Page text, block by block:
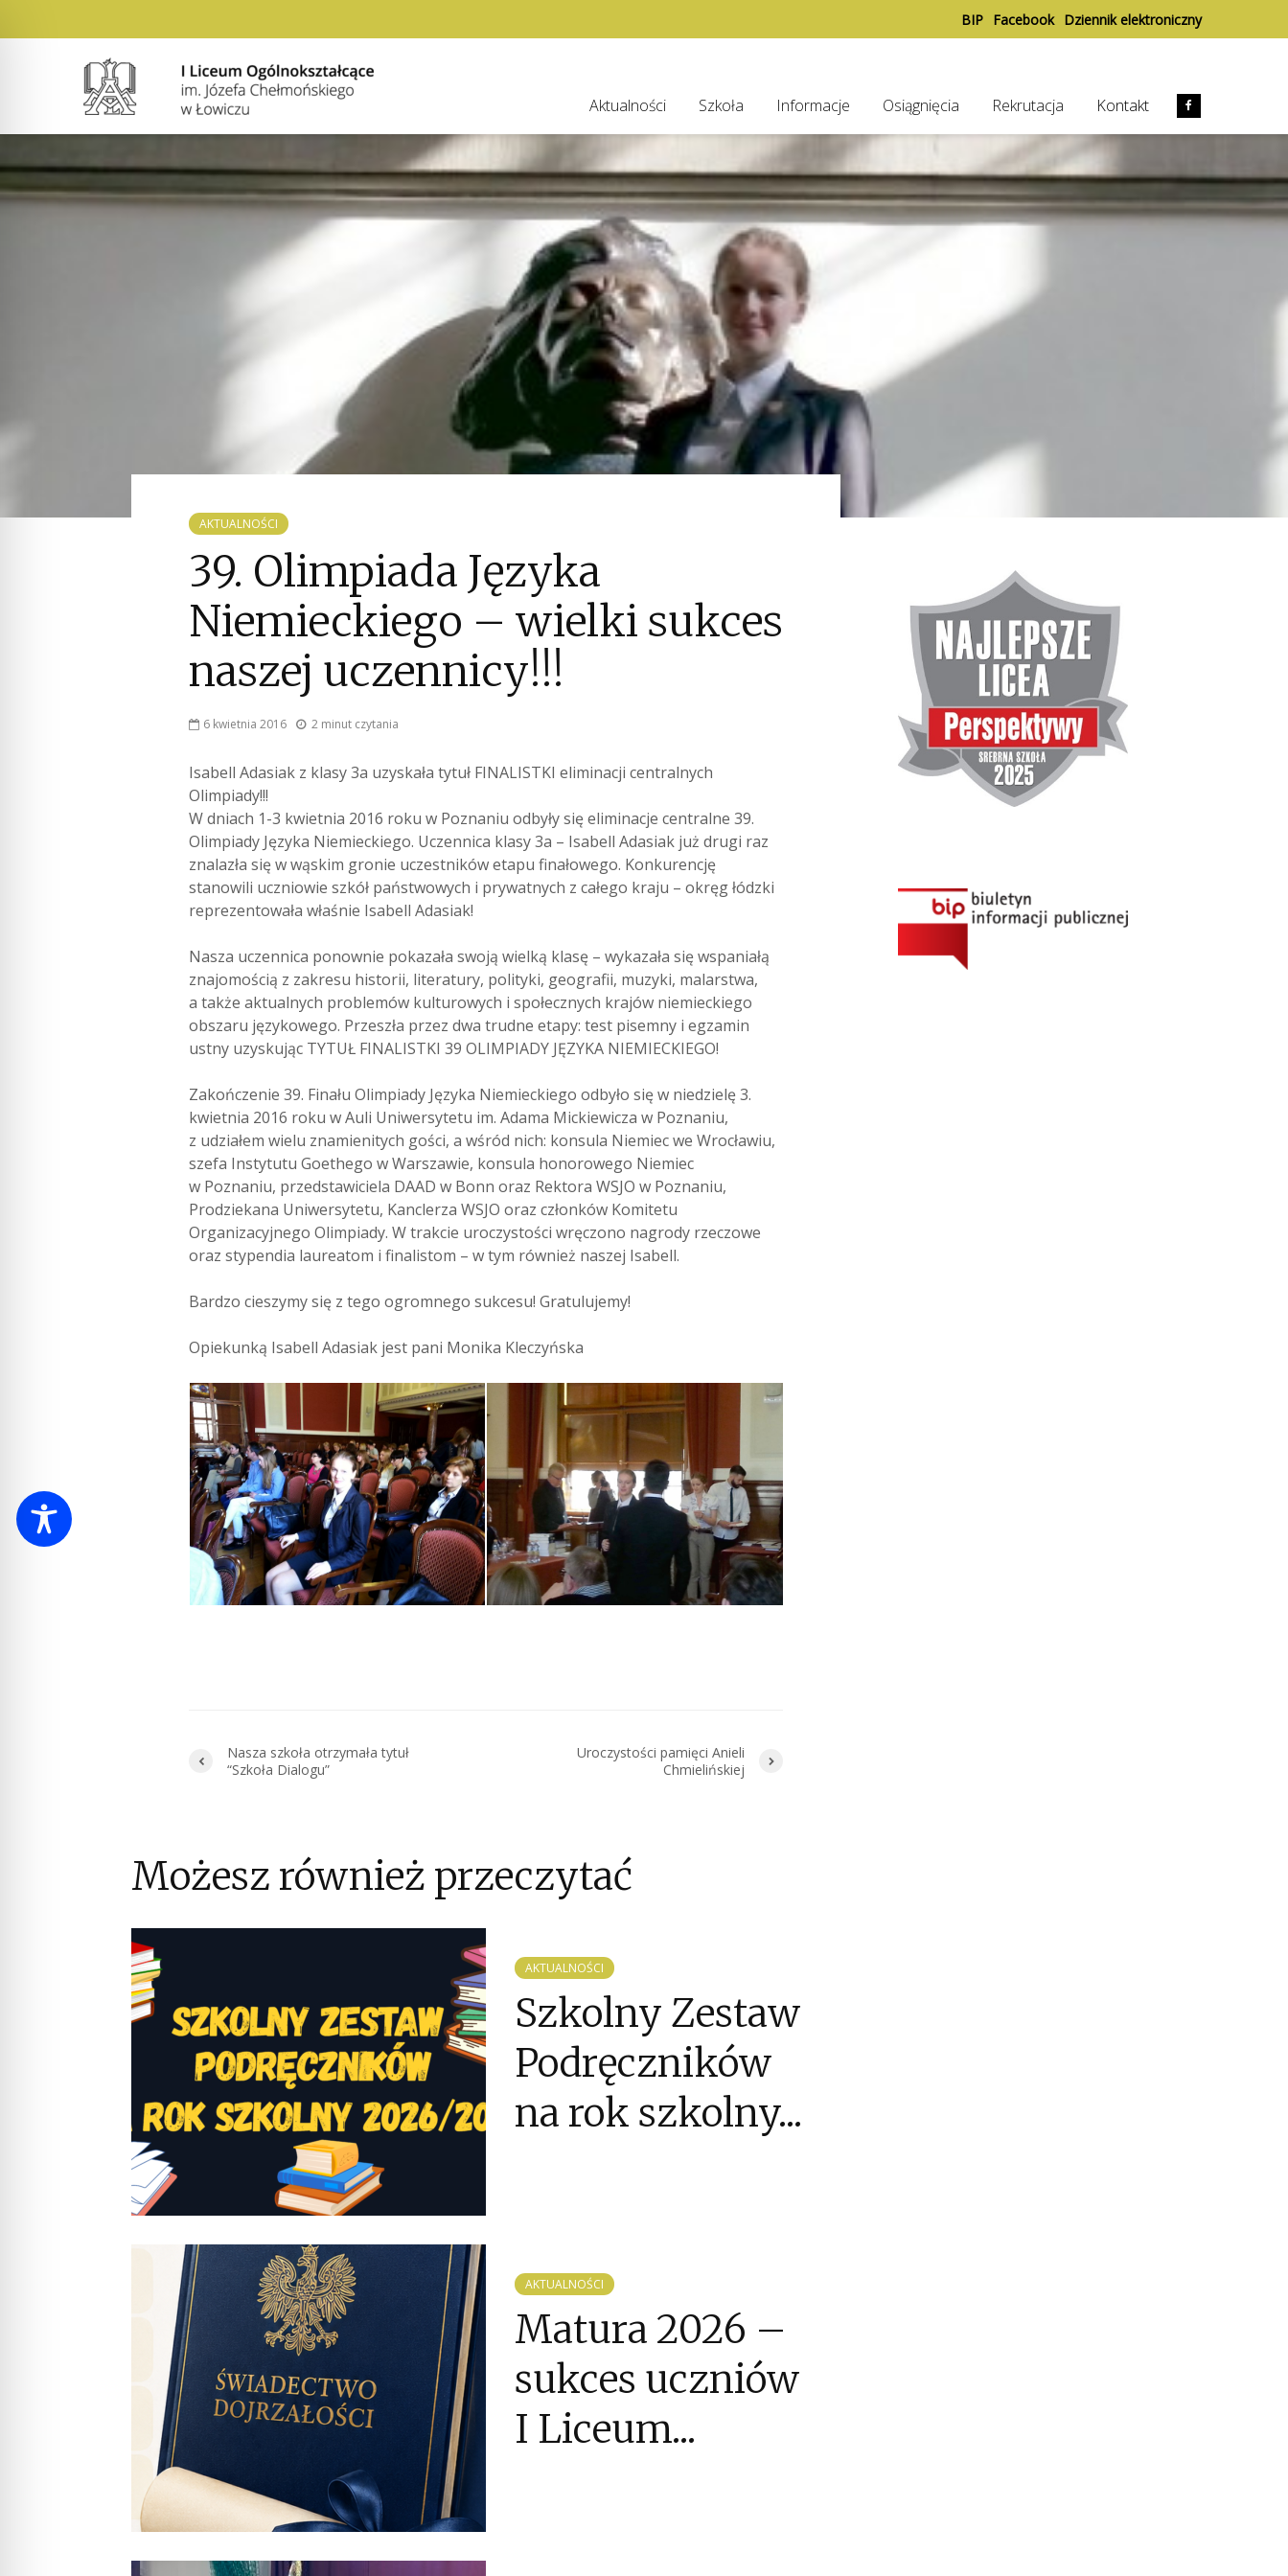
BIP Facebook Dziennik elektroniczny
Aktualności Szkoła Informacje Osiągnięcia Rekrutacja Kontakt
AKTUALNOŚCI
39. Olimpiada Języka
Niemieckiego – wielki sukces
naszej uczennicy!!!
6 kwietnia 2016 2 minut czytania
Isabell Adasiak z klasy 3a uzyskała tytuł FINALISTKI eliminacji centralnych
Olimpiady!!!
W dniach 1-3 kwietnia 2016 roku w Poznaniu odbyły się eliminacje centralne 39.
Olimpiady Języka Niemieckiego. Uczennica klasy 3a – Isabell Adasiak już drugi raz
znalazła się w wąskim gronie uczestników etapu finałowego. Konkurencję
stanowili uczniowie szkół państwowych i prywatnych z całego kraju – okręg łódzki
reprezentowała właśnie Isabell Adasiak!
Nasza uczennica ponownie pokazała swoją wielką klasę – wykazała się wspaniałą
znajomością z zakresu historii, literatury, polityki, geografii, muzyki, malarstwa,
a także aktualnych problemów kulturowych i społecznych krajów niemieckiego
obszaru językowego. Przeszła przez dwa trudne etapy: test pisemny i egzamin
ustny uzyskując TYTUŁ FINALISTKI 39 OLIMPIADY JĘZYKA NIEMIECKIEGO!
Zakończenie 39. Finału Olimpiady Języka Niemieckiego odbyło się w niedzielę 3.
kwietnia 2016 roku w Auli Uniwersytetu im. Adama Mickiewicza w Poznaniu,
z udziałem wielu znamienitych gości, a wśród nich: konsula Niemiec we Wrocławiu,
szefa Instytutu Goethego w Warszawie, konsula honorowego Niemiec
w Poznaniu, przedstawiciela DAAD w Bonn oraz Rektora WSJO w Poznaniu,
Prodziekana Uniwersytetu, Kanclerza WSJO oraz członków Komitetu
Organizacyjnego Olimpiady. W trakcie uroczystości wręczono nagrody rzeczowe
oraz stypendia laureatom i finalistom – w tym również naszej Isabell.
Bardzo cieszymy się z tego ogromnego sukcesu! Gratulujemy!
Opiekunką Isabell Adasiak jest pani Monika Kleczyńska
Nasza szkoła otrzymała tytuł
“Szkoła Dialogu”
Uroczystości pamięci Anieli
Chmielińskiej
Możesz również przeczytać
AKTUALNOŚCI
Szkolny Zestaw
Podręczników
na rok szkolny...
AKTUALNOŚCI
Matura 2026 –
sukces uczniów
I Liceum...